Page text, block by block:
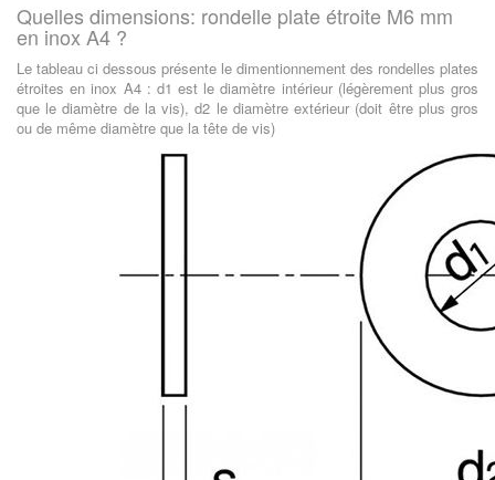
Quelles dimensions: rondelle plate étroite M6 mm
en inox A4 ?
Le tableau ci dessous présente le dimentionnement des rondelles plates
étroites en inox A4 : d1 est le diamètre intérieur (légèrement plus gros
que le diamètre de la vis), d2 le diamètre extérieur (doit être plus gros
ou de même diamètre que la tête de vis)